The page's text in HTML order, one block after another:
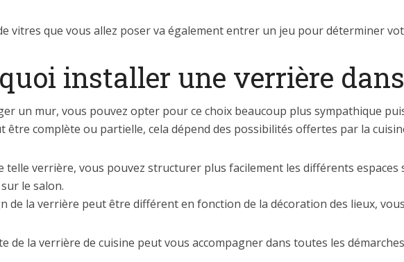
vitres que vous allez poser va également entrer un jeu pour déterminer
installer une verrière
un mur, vous pouvez opter pour ce choix beaucoup plus sympathique
être complète ou partielle, cela dépend des possibilités offertes par la
telle verrière, vous pouvez structurer plus facilement les différents
le salon.
de la verrière peut être différent en fonction de la décoration des lieux,
de la verrière de cuisine peut vous accompagner dans toutes les